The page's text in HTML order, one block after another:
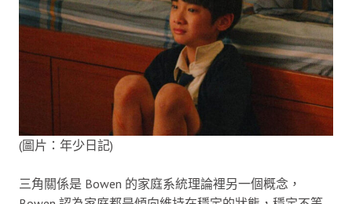
(圖片：年少日記)
三角關係是 Bowen 的家庭系統理論裡另一個概念，